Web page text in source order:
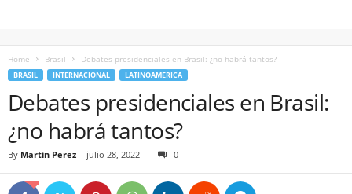
Home Brasil Debates presidenciales en Brasil: ¿no habrá tantos?
BRASIL INTERNACIONAL LATINOAMERICA
Debates presidenciales en Brasil:
¿no habrá tantos?
By Martin Perez - julio 28, 2022 0